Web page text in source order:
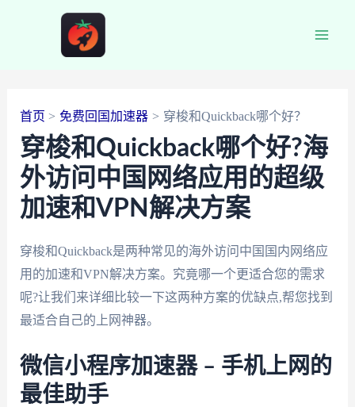
首页 免费回国加速器 穿梭和Quickback哪个好？
穿梭和Quickback哪个好?海
外访问中国网络应用的超级
加速和VPN解决方案
穿梭和Quickback是两种常见的海外访问中国国内网络应
用的加速和VPN解决方案。究竟哪一个更适合您的需求
呢?让我们来详细比较一下这两种方案的优缺点,帮您找到
最适合自己的上网神器。
微信小程序加速器 – 手机上网的
最佳助手